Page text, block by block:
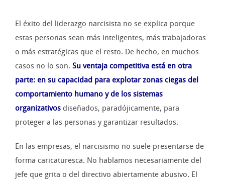
El éxito del liderazgo narcisista no se explica porque
estas personas sean más inteligentes, más trabajadoras
o más estratégicas que el resto. De hecho, en muchos
casos no lo son. Su ventaja competitiva está en otra
parte: en su capacidad para explotar zonas ciegas del
comportamiento humano y de los sistemas
organizativos diseñados, paradójicamente, para
proteger a las personas y garantizar resultados.
En las empresas, el narcisismo no suele presentarse de
forma caricaturesca. No hablamos necesariamente del
jefe que grita o del directivo abiertamente abusivo. El